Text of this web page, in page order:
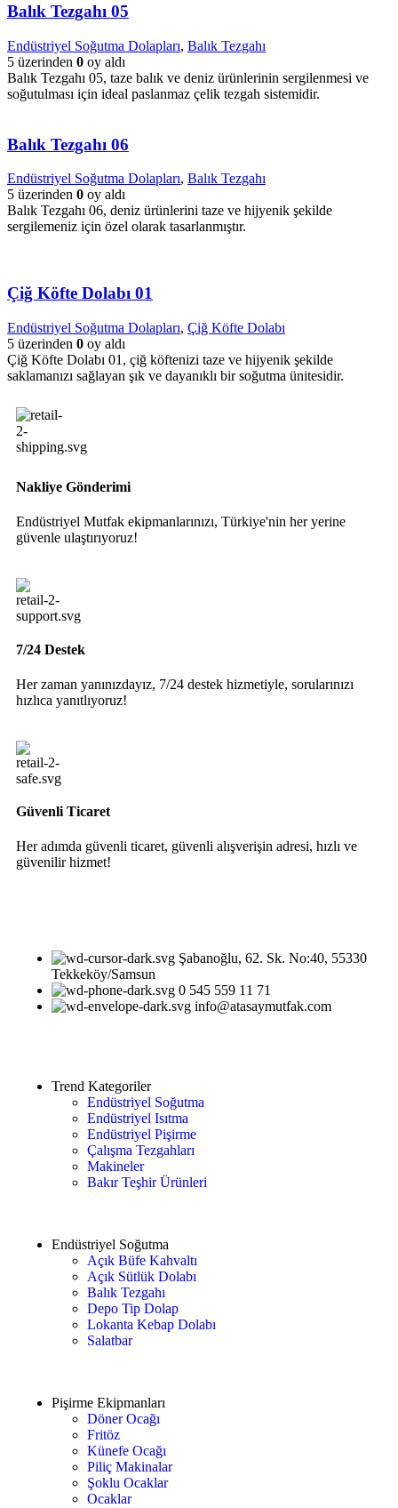
Balık Tezgahı 05
Endüstriyel Soğutma Dolapları, Balık Tezgahı
5 üzerinden 0 oy aldı
Balık Tezgahı 05, taze balık ve deniz ürünlerinin sergilenmesi ve
soğutulması için ideal paslanmaz çelik tezgah sistemidir.
Balık Tezgahı 06
Endüstriyel Soğutma Dolapları, Balık Tezgahı
5 üzerinden 0 oy aldı
Balık Tezgahı 06, deniz ürünlerini taze ve hijyenik şekilde
sergilemeniz için özel olarak tasarlanmıştır.
Çiğ Köfte Dolabı 01
Endüstriyel Soğutma Dolapları, Çiğ Köfte Dolabı
5 üzerinden 0 oy aldı
Çiğ Köfte Dolabı 01, çiğ köftenizi taze ve hijyenik şekilde
saklamanızı sağlayan şık ve dayanıklı bir soğutma ünitesidir.
Nakliye Gönderimi
Endüstriyel Mutfak ekipmanlarınızı, Türkiye'nin her yerine
güvenle ulaştırıyoruz!
7/24 Destek
Her zaman yanınızdayız, 7/24 destek hizmetiyle, sorularınızı
hızlıca yanıtlıyoruz!
Güvenli Ticaret
Her adımda güvenli ticaret, güvenli alışverişin adresi, hızlı ve
güvenilir hizmet!
Şabanoğlu, 62. Sk. No:40, 55330
Tekkeköy/Samsun
0 545 559 11 71
info@atasaymutfak.com
Trend Kategoriler
Endüstriyel Soğutma
Endüstriyel Isıtma
Endüstriyel Pişirme
Çalışma Tezgahları
Makineler
Bakır Teşhir Ürünleri
Endüstriyel Soğutma
Açık Büfe Kahvaltı
Açık Sütlük Dolabı
Balık Tezgahı
Depo Tip Dolap
Lokanta Kebap Dolabı
Salatbar
Pişirme Ekipmanları
Döner Ocağı
Fritöz
Künefe Ocağı
Piliç Makinalar
Şoklu Ocaklar
Ocaklar